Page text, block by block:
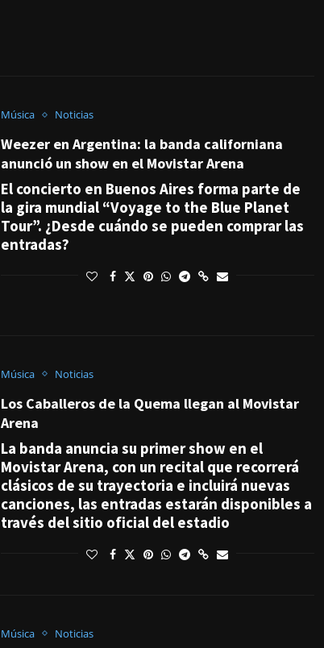
Música Noticias
Weezer en Argentina: la banda californiana
anunció un show en el Movistar Arena
El concierto en Buenos Aires forma parte de
la gira mundial “Voyage to the Blue Planet
Tour”. ¿Desde cuándo se pueden comprar las
entradas?
Música Noticias
Los Caballeros de la Quema llegan al Movistar
Arena
La banda anuncia su primer show en el
Movistar Arena, con un recital que recorrerá
clásicos de su trayectoria e incluirá nuevas
canciones, las entradas estarán disponibles a
través del sitio oficial del estadio
Música Noticias